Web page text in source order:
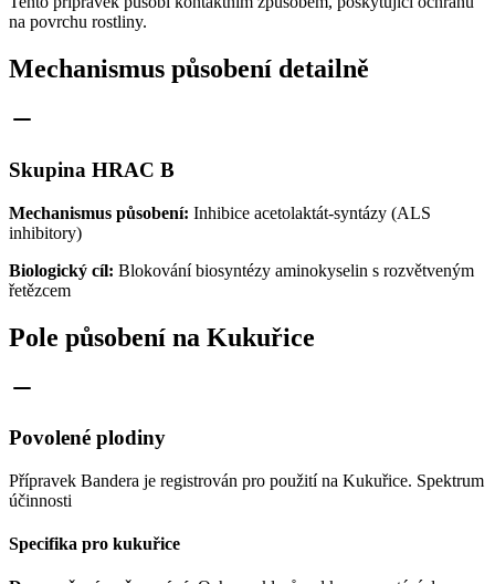
na povrchu rostliny.
Mechanismus působení detailně
Skupina HRAC B
Mechanismus působení: Inhibice acetolaktát-syntázy (ALS
inhibitory)
Biologický cíl: Blokování biosyntézy aminokyselin s rozvětveným
řetězcem
Pole působení na Kukuřice
Povolené plodiny
Přípravek Bandera je registrován pro použití na Kukuřice. Spektrum
účinnosti
Specifika pro kukuřice